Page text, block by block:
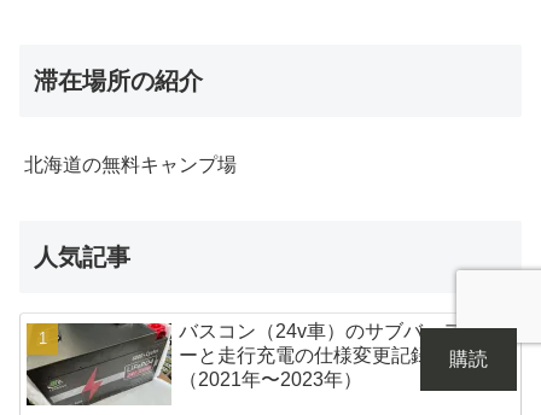
滞在場所の紹介
北海道の無料キャンプ場
人気記事
バスコン（24v車）のサブバッテリ
ーと走行充電の仕様変更記録
（2021年〜2023年）
購読